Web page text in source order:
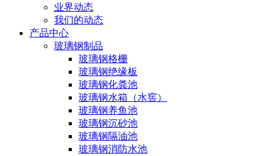
业界动态
我们的动态
产品中心
玻璃钢制品
玻璃钢格栅
玻璃钢绝缘板
玻璃钢化粪池
玻璃钢水箱（水窖）
玻璃钢养鱼池
玻璃钢沉砂池
玻璃钢隔油池
玻璃钢消防水池